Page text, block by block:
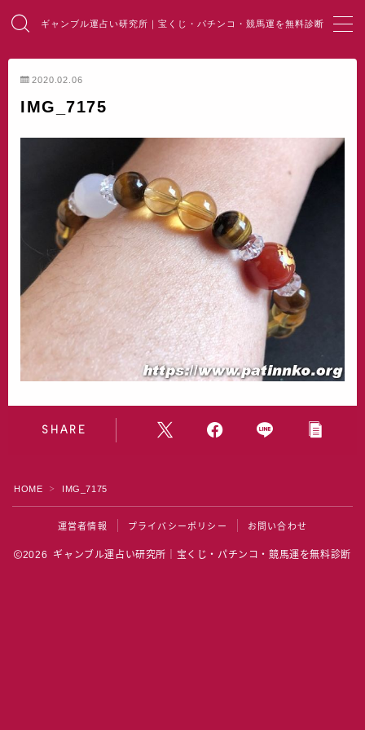
ギャンブル運占い研究所｜宝くじ・パチンコ・競馬運を無料診断
MENU
HOME
宝くじ占い
パチンコ占い
競馬・麻雀占い
開運・風水
水晶院
2020.02.06
IMG_7175
SHARE
HOME ＞ IMG_7175
運営者情報 プライバシーポリシー お問い合わせ
2026 ギャンブル運占い研究所｜宝くじ・パチンコ・競馬運を無料診断